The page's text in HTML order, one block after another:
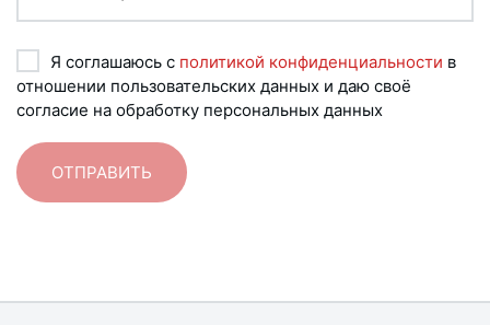
Я соглашаюсь с политикой конфиденциальности в
отношении пользовательских данных и даю своё
согласие на обработку персональных данных